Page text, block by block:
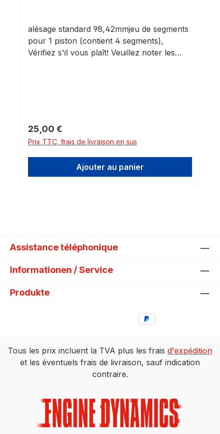
alésage standard 98,42mmjeu de segments
pour 1 piston (contient 4 segments),
Vérifiez s'il vous plaît! Veuillez noter les
Prix régulier :
25,00 €
Prix TTC, frais de livraison en sus
Ajouter au panier
Assistance téléphonique
Informationen / Service
Produkte
Tous les prix incluent la TVA plus les frais d'expédition
et les éventuels frais de livraison, sauf indication
contraire.